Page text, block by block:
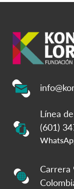
Línea
(601)
Carrera